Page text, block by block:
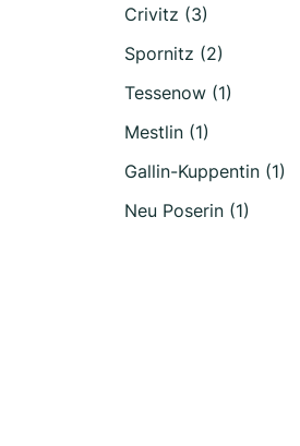
Crivitz (3)
Spornitz (2)
Tessenow (1)
Mestlin (1)
Gallin-Kuppentin (1)
Neu Poserin (1)